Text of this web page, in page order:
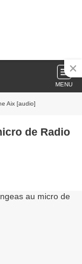
MENU
Aix [audio]
de Radio